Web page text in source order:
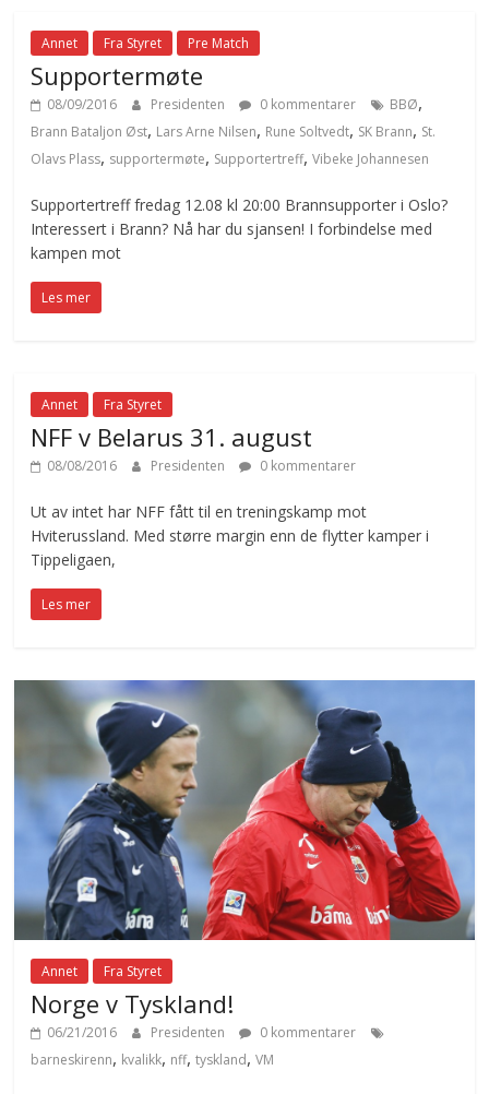
Annet Fra Styret Pre Match
Supportermøte
08/09/2016 Presidenten 0 kommentarer BBØ,
Brann Bataljon Øst, Lars Arne Nilsen, Rune Soltvedt, SK Brann, St.
Olavs Plass, supportermøte, Supportertreff,Vibeke Johannesen
Supportertreff fredag 12.08 kl 20:00 Brannsupporter i Oslo?
Interessert i Brann? Nå har du sjansen! I forbindelse med
kampen mot
Les mer
Annet Fra Styret
NFF v Belarus 31. august
08/08/2016 Presidenten 0 kommentarer
Ut av intet har NFF fått til en treningskamp mot
Hviterussland. Med større margin enn de flytter kamper i
Tippeligaen,
Les mer
Annet Fra Styret
Norge v Tyskland!
06/21/2016 Presidenten
0 kommentarer
barneskirenn, kvalikk, nff,tyskland,VM